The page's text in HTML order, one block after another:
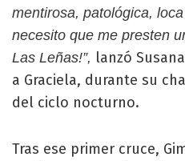
mentirosa, patológica,
necesito que me presten
Las Leñas!”, lanzó
a Graciela, durante su
del ciclo nocturno.
Tras ese primer cruce,